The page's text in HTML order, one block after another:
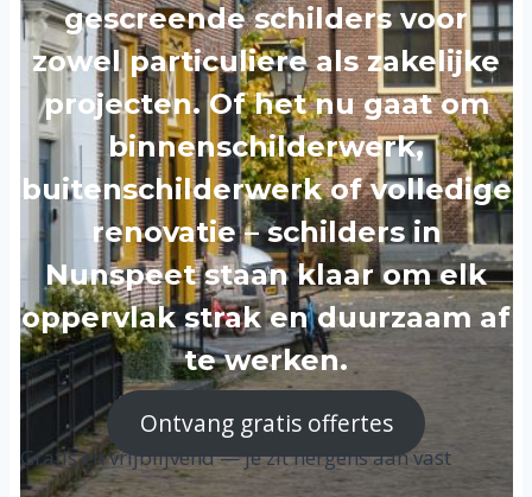
gescreende schilders voor
zowel particuliere als zakelijke
projecten. Of het nu gaat om
binnenschilderwerk,
buitenschilderwerk of volledige
renovatie – schilders in
Nunspeet staan klaar om elk
oppervlak strak en duurzaam af
te werken.
Ontvang gratis offertes
Gratis en vrijblijvend — je zit nergens aan vast